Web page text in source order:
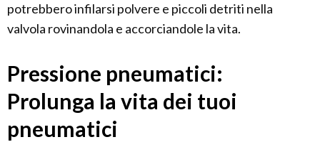
potrebbero infilarsi polvere e piccoli detriti nella
valvola rovinandola e accorciandole la vita.
Pressione pneumatici:
Prolunga la vita dei tuoi
pneumatici